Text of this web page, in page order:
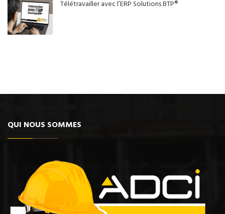
Télétravailler avec l’ERP Solutions BTP®
QUI NOUS SOMMES